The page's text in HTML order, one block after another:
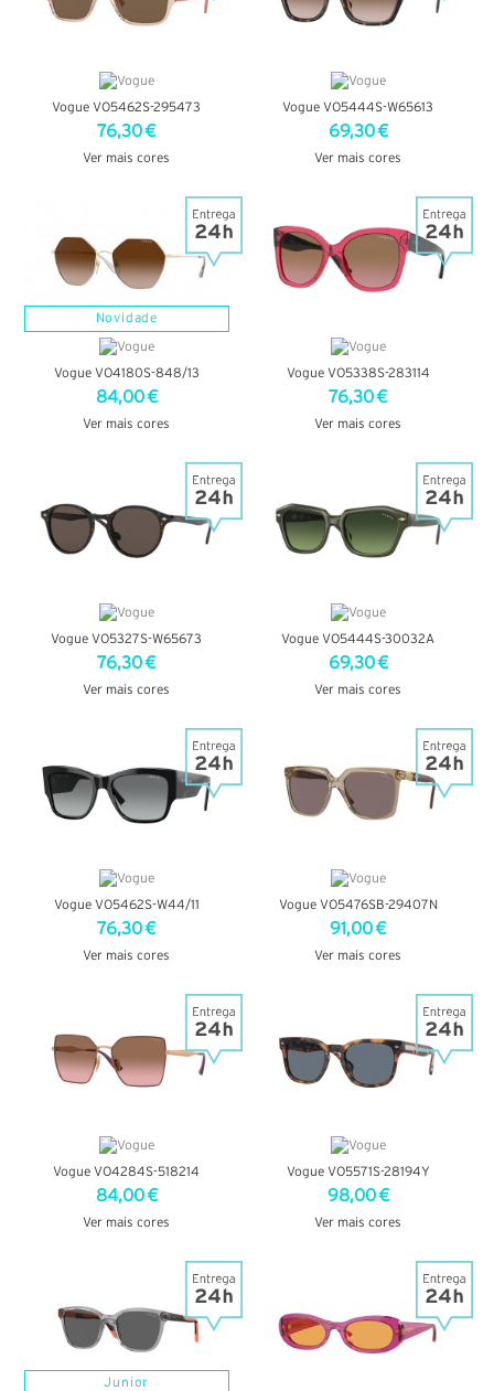
Vogue VO5462S-295473
76,30 €
Ver mais cores
Vogue VO5444S-W65613
69,30 €
Ver mais cores
Novidade
Vogue VO4180S-848/13
84,00 €
Ver mais cores
Vogue VO5338S-283114
76,30 €
Ver mais cores
Vogue VO5327S-W65673
76,30 €
Ver mais cores
Vogue VO5444S-30032A
69,30 €
Ver mais cores
Vogue VO5462S-W44/11
76,30 €
Ver mais cores
Vogue VO5476SB-29407N
91,00 €
Ver mais cores
Vogue VO4284S-518214
84,00 €
Ver mais cores
Vogue VO5571S-28194Y
98,00 €
Ver mais cores
Junior